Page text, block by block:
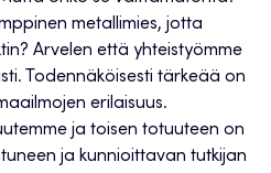
metallimies, jotta
Arvelen että yhteistyömme
Todennäköisesti tärkeää on
erilaisuus.
ja toisen totuuteen on
ja kunnioittavan tutkijan